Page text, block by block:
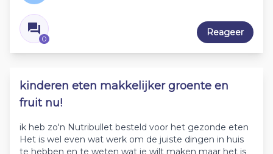
0
Reageer
kinderen eten makkelijker groente en
fruit nu!
ik heb zo'n Nutribullet besteld voor het gezonde eten
Het is wel even wat werk om de juiste dingen in huis
te hebben en te weten wat je wilt maken maar het is